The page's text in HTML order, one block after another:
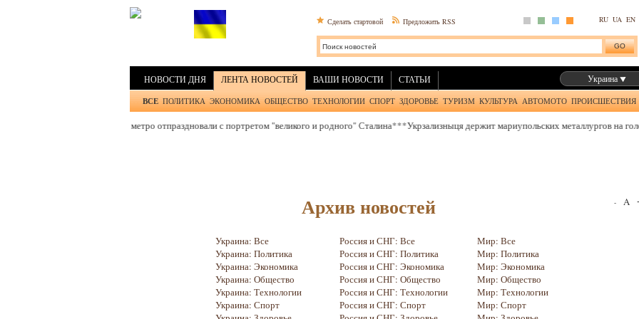
Сделать стартовой Предложить RSS RU UA EN
НОВОСТИ ДНЯ ЛЕНТА НОВОСТЕЙ ВАШИ НОВОСТИ СТАТЬИ
Украина
ВСЕ ПОЛИТИКА ЭКОНОМИКА ОБЩЕСТВО ТЕХНОЛОГИИ СПОРТ ЗДОРОВЬЕ ТУРИЗМ КУЛЬТУРА АВТОМОТО ПРОИСШЕСТВИЯ
годовщину запуска метро отпраздновали с портретом "великого и родного" Сталина***Укрзализныця держит мариупольских металлургов на
- A
Архив новостей
Украина: Все
Украина: Политика
Украина: Экономика
Украина: Общество
Украина: Технологии
Украина: Спорт
Россия и СНГ: Все
Россия и СНГ: Политика
Россия и СНГ: Экономика
Россия и СНГ: Общество
Россия и СНГ: Технологии
Россия и СНГ: Спорт
Мир: Все
Мир: Политика
Мир: Экономика
Мир: Общество
Мир: Технологии
Мир: Спорт